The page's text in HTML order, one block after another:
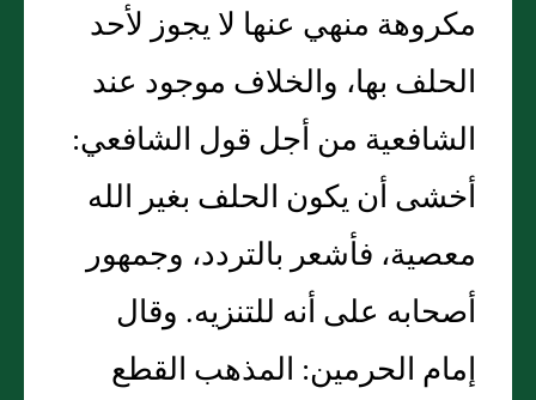
مكروهة منهي عنها لا يجوز لأحد
الحلف بها، والخلاف موجود عند
الشافعية من أجل قول الشافعي:
أخشى أن يكون الحلف بغير الله
معصية، فأشعر بالتردد، وجمهور
أصحابه على أنه للتنزيه. وقال
إمام الحرمين: المذهب القطع